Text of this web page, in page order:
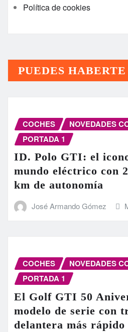
Política de cookies
PUEDES
COCHES
NOVEDADES
PORTADA 1
ID. Polo GTI: el
mundo eléctrico con
km de autonomía
José Armando Gómez
COCHES
NOVEDADES
PORTADA 1
El Golf GTI 50
modelo de serie con
delantera más